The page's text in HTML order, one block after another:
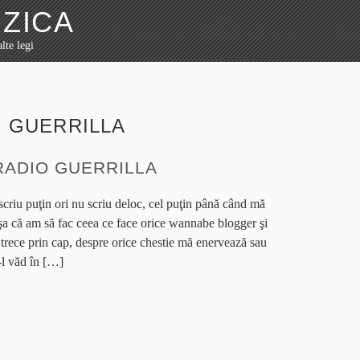
legi
GUERRILLA
GUERRILLA
puţin ori nu scriu deloc, cel puţin până când mă
că am să fac ceea ce face orice wannabe blogger şi
prin cap, despre orice chestie mă enervează sau
l văd în […]